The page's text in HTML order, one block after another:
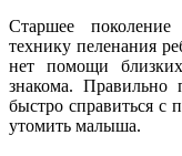
Старшее
технику пеленания
нет помощи
знакома.
быстро справиться с
утомить малыша.